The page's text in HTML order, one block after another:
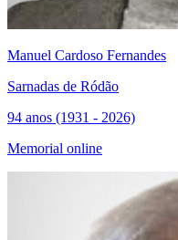
Manuel Cardoso Fernandes
Sarnadas de Ródão
94 anos (1931 - 2026)
Memorial online